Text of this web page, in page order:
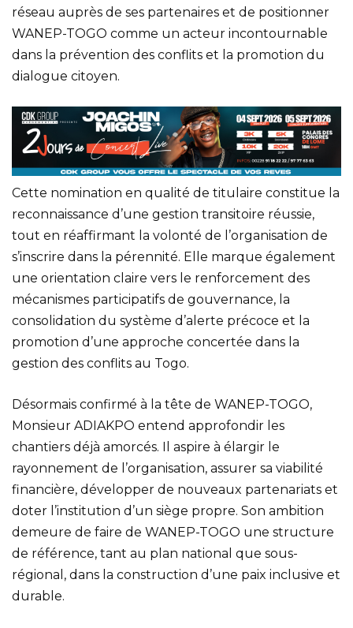
réseau auprès de ses partenaires et de positionner
WANEP-TOGO comme un acteur incontournable
dans la prévention des conflits et la promotion du
dialogue citoyen.
Cette nomination en qualité de titulaire constitue la
reconnaissance d’une gestion transitoire réussie,
tout en réaffirmant la volonté de l’organisation de
s’inscrire dans la pérennité. Elle marque également
une orientation claire vers le renforcement des
mécanismes participatifs de gouvernance, la
consolidation du système d’alerte précoce et la
promotion d’une approche concertée dans la
gestion des conflits au Togo.
Désormais confirmé à la tête de WANEP-TOGO,
Monsieur ADIAKPO entend approfondir les
chantiers déjà amorcés. Il aspire à élargir le
rayonnement de l’organisation, assurer sa viabilité
financière, développer de nouveaux partenariats et
doter l’institution d’un siège propre. Son ambition
demeure de faire de WANEP-TOGO une structure
de référence, tant au plan national que sous-
régional, dans la construction d’une paix inclusive et
durable.